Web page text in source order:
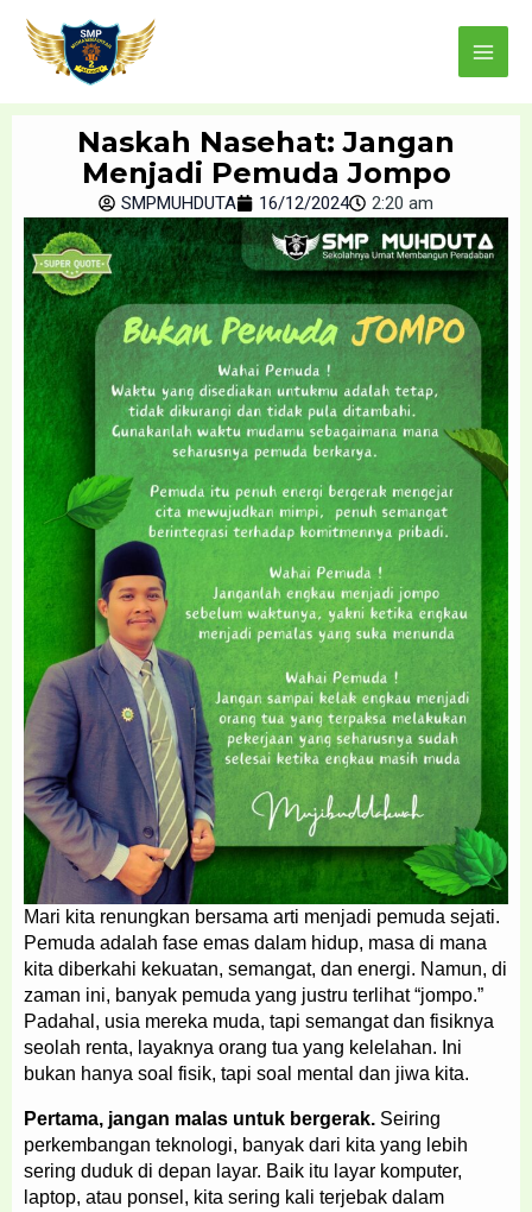
content
Main
Menu
Naskah Nasehat: Jangan
Menjadi Pemuda Jompo
SMPMUHDUTA 16/12/2024 2:20 am
Mari kita renungkan bersama arti menjadi pemuda sejati.
Pemuda adalah fase emas dalam hidup, masa di mana
kita diberkahi kekuatan, semangat, dan energi. Namun, di
zaman ini, banyak pemuda yang justru terlihat “jompo.”
Padahal, usia mereka muda, tapi semangat dan fisiknya
seolah renta, layaknya orang tua yang kelelahan. Ini
bukan hanya soal fisik, tapi soal mental dan jiwa kita.
Pertama, jangan malas untuk bergerak. Seiring
perkembangan teknologi, banyak dari kita yang lebih
sering duduk di depan layar. Baik itu layar komputer,
laptop, atau ponsel, kita sering kali terjebak dalam